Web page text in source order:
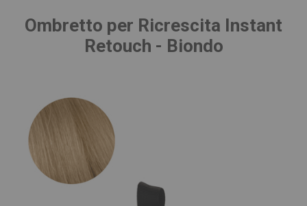
Ombretto per Ricrescita Instant
Retouch - Biondo